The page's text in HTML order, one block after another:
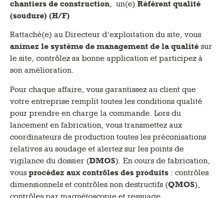
chantiers de construction , un(e) Référent qualité
(soudure) (H/F)
Rattaché(e) au Directeur d’exploitation du site, vous
animez le système de management de la qualité sur
le site, contrôlez sa bonne application et participez à
son amélioration.
Pour chaque affaire, vous garantissez au client que
votre entreprise remplit toutes les conditions qualité
pour prendre en charge la commande. Lors du
lancement en fabrication, vous transmettez aux
coordinateurs de production toutes les préconisations
relatives au soudage et alertez sur les points de
vigilance du dossier (DMOS). En cours de fabrication,
vous procédez aux contrôles des produits : contrôles
dimensionnels et contrôles non destructifs (QMOS),